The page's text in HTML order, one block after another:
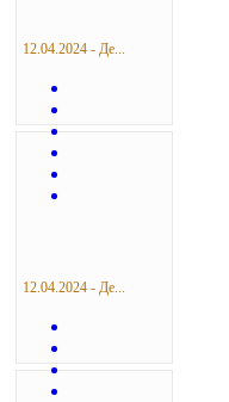
12.04.2024 - Де...
12.04.2024 - Де...